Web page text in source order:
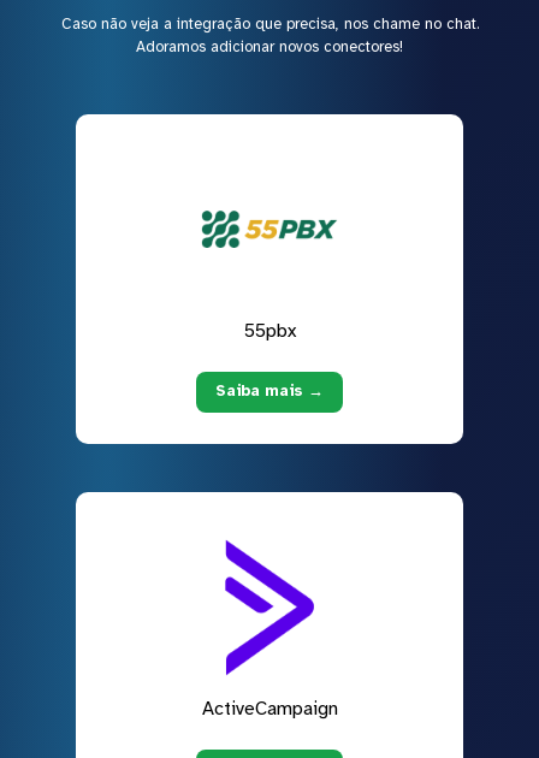
Caso não veja a integração que precisa, nos chame no chat.
Adoramos adicionar novos conectores!
55pbx
Saiba mais →
ActiveCampaign